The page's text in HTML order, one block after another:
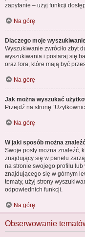
zapytanie – użyj funkcji
Na górę
Dlaczego moje
Wyszukiwanie zwróciło zbyt
wyszukiwania i postaraj się
oraz fora, które mają być
Na górę
Jak można wyszukać
Przejdź na stronę
Na górę
W jaki sposób można
Swoje posty można znaleźć,
znajdujący się w panelu
na stronie swojego profilu lub
znajdującego się w górnym
tematy, użyj strony
odpowiednich funkcji.
Na górę
Obserwowanie